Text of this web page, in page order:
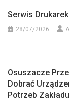
Serwis
28/07/2026
Osuszacze
Dobrać
Potrzeb